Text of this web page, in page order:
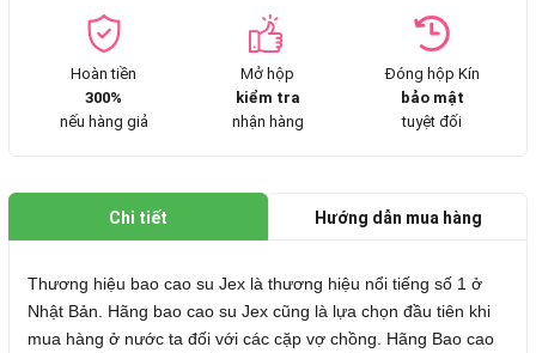
Hoàn tiền
300%
nếu hàng giả
Mở hộp
kiểm tra
nhận hàng
Đóng hộp Kín
bảo mật
tuyệt đối
Chi tiết Hướng dẫn mua hàng
Thương hiệu bao cao su Jex là thương hiệu nổi tiếng số 1 ở
Nhật Bản. Hãng bao cao su Jex cũng là lựa chọn đầu tiên khi
mua hàng ở nước ta đối với các cặp vợ chồng. Hãng Bao cao